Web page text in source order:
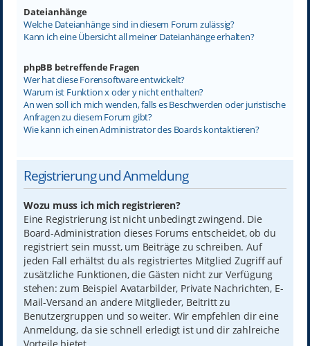
Dateianhänge
Welche Dateianhänge sind in diesem Forum zulässig?
Kann ich eine Übersicht all meiner Dateianhänge erhalten?
phpBB betreffende Fragen
Wer hat diese Forensoftware entwickelt?
Warum ist Funktion x oder y nicht enthalten?
An wen soll ich mich wenden, falls es Beschwerden oder juristische
Anfragen zu diesem Forum gibt?
Wie kann ich einen Administrator des Boards kontaktieren?
Registrierung und Anmeldung
Wozu muss ich mich registrieren?
Eine Registrierung ist nicht unbedingt zwingend. Die
Board-Administration dieses Forums entscheidet, ob du
registriert sein musst, um Beiträge zu schreiben. Auf
jeden Fall erhältst du als registriertes Mitglied Zugriff auf
zusätzliche Funktionen, die Gästen nicht zur Verfügung
stehen: zum Beispiel Avatarbilder, Private Nachrichten, E-
Mail-Versand an andere Mitglieder, Beitritt zu
Benutzergruppen und so weiter. Wir empfehlen dir eine
Anmeldung, da sie schnell erledigt ist und dir zahlreiche